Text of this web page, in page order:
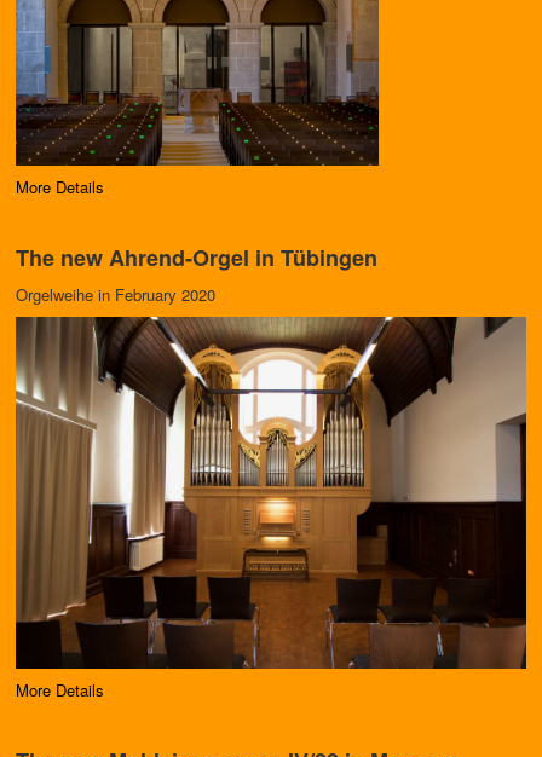
More Details
The new Ahrend-Orgel in Tübingen
Orgelweihe in February 2020
More Details